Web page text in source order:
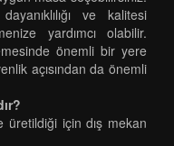
ve kalitesi
yardımcı olabilir.
önemli bir yere
açısından da önemli
için dış mekan